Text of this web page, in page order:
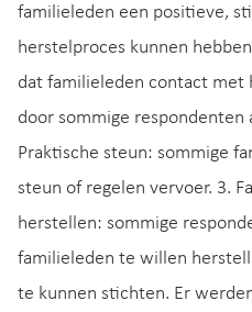
familieleden een positieve,
herstelproces kunnen
dat familieleden contact met
door sommige respondenten
Praktische steun: sommige
steun of regelen vervoer. 3.
herstellen: sommige
familieleden te willen
te kunnen stichten. Er